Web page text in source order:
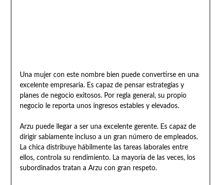
Una mujer con este nombre bien puede convertirse en una
excelente empresaria. Es capaz de pensar estrategias y
planes de negocio exitosos. Por regla general, su propio
negocio le reporta unos ingresos estables y elevados.
Arzu puede llegar a ser una excelente gerente. Es capaz de
dirigir sabiamente incluso a un gran número de empleados.
La chica distribuye hábilmente las tareas laborales entre
ellos, controla su rendimiento. La mayoría de las veces, los
subordinados tratan a Arzu con gran respeto.